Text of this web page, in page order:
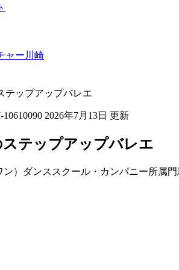
ャー川崎
テップアップバレエ
2026年7月13日 更新
テップアップバレエ
ン）ダンススクール・カンパニー所属